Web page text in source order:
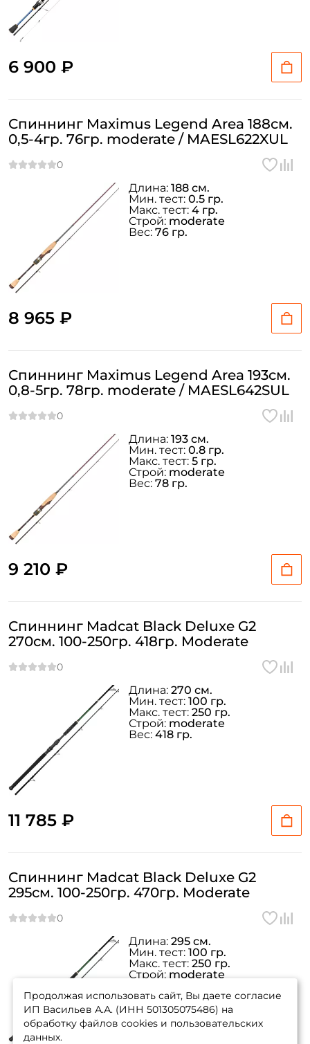
6 900 ₽
Спиннинг Maximus Legend Area 188см.
0,5-4гр. 76гр. moderate / MAESL622XUL
8 965 ₽
Длина: 188 см.
Мин. тест: 0.5 гр.
Макс. тест: 4 гр.
Строй: moderate
Вес: 76 гр.
Спиннинг Maximus Legend Area 193см.
0,8-5гр. 78гр. moderate / MAESL642SUL
9 210 ₽
Длина: 193 см.
Мин. тест: 0.8 гр.
Макс. тест: 5 гр.
Строй: moderate
Вес: 78 гр.
Спиннинг Madcat Black Deluxe G2
270см. 100-250гр. 418гр. Moderate
11 785 ₽
Длина: 270 см.
Мин. тест: 100 гр.
Макс. тест: 250 гр.
Строй: moderate
Вес: 418 гр.
Спиннинг Madcat Black Deluxe G2
295см. 100-250гр. 470гр. Moderate
Длина: 295 см.
Мин. тест: 100 гр.
Макс. тест: 250 гр.
Строй: moderate
Продолжая использовать сайт, Вы даете согласие
ИП Васильев А.А. (ИНН 501305075486) на
обработку файлов cookies и пользовательских
данных.